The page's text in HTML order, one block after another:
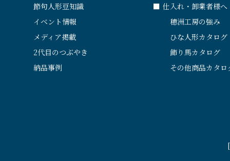
節句人形豆知識
イベント情報
メディア掲載
2代目のつぶやき
納品事例
■ 仕入れ・卸業者様へ
穂洲工房の強み
ひな人形カタログ
飾り馬カタログ
その他商品カタロ